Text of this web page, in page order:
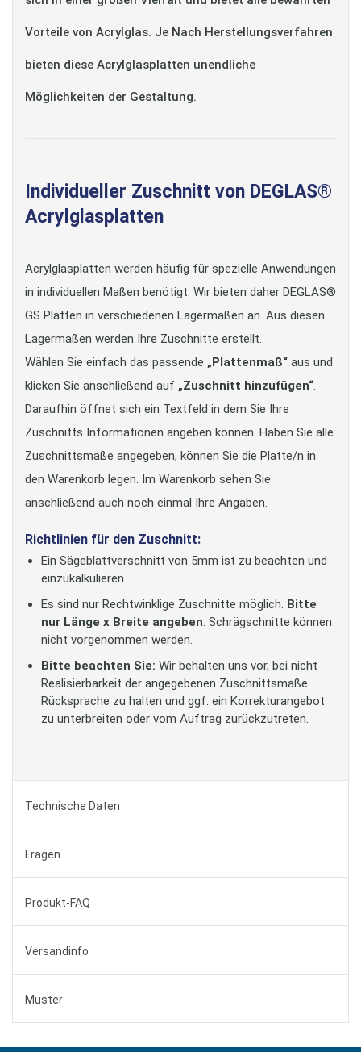
Vorteile von Acrylglas. Je Nach Herstellungsverfahren
bieten diese Acrylglasplatten unendliche
Möglichkeiten der Gestaltung.
Individueller Zuschnitt von DEGLAS®
Acrylglasplatten
Acrylglasplatten werden häufig für spezielle Anwendungen
in individuellen Maßen benötigt. Wir bieten daher DEGLAS®
GS Platten in verschiedenen Lagermaßen an. Aus diesen
Lagermaßen werden Ihre Zuschnitte erstellt.
Wählen Sie einfach das passende „Plattenmaß“ aus und
klicken Sie anschließend auf „Zuschnitt hinzufügen“.
Daraufhin öffnet sich ein Textfeld in dem Sie Ihre
Zuschnitts Informationen angeben können. Haben Sie alle
Zuschnittsmaße angegeben, können Sie die Platte/n in
den Warenkorb legen. Im Warenkorb sehen Sie
anschließend auch noch einmal Ihre Angaben.
Richtlinien für den Zuschnitt:
Ein Sägeblattverschnitt von 5mm ist zu beachten und
einzukalkulieren
Es sind nur Rechtwinklige Zuschnitte möglich. Bitte
nur Länge x Breite angeben. Schrägschnitte können
nicht vorgenommen werden.
Bitte beachten Sie: Wir behalten uns vor, bei nicht
Realisierbarkeit der angegebenen Zuschnittsmaße
Rücksprache zu halten und ggf. ein Korrekturangebot
zu unterbreiten oder vom Auftrag zurückzutreten.
Technische Daten
Fragen
Produkt-FAQ
Versandinfo
Muster